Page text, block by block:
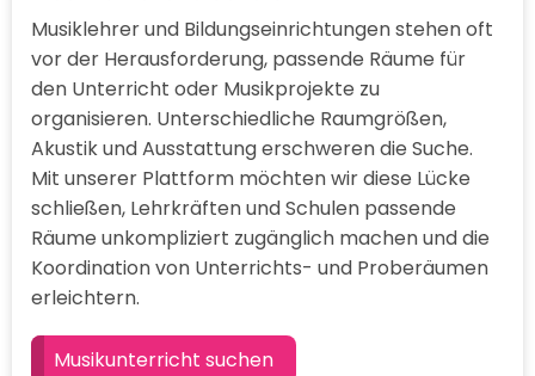
Musiklehrer und Bildungseinrichtungen stehen oft
vor der Herausforderung, passende Räume für
den Unterricht oder Musikprojekte zu
organisieren. Unterschiedliche Raumgrößen,
Akustik und Ausstattung erschweren die Suche.
Mit unserer Plattform möchten wir diese Lücke
schließen, Lehrkräften und Schulen passende
Räume unkompliziert zugänglich machen und die
Koordination von Unterrichts- und Proberäumen
erleichtern.
Musikunterricht suchen